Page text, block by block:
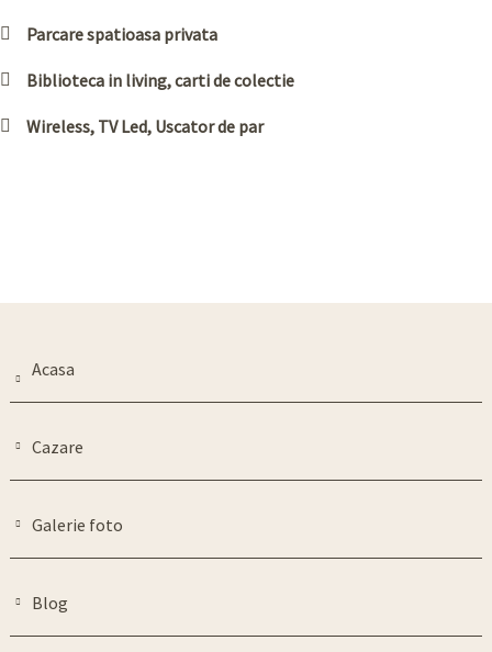
Parcare spatioasa privata
Biblioteca in living, carti de colectie
Wireless, TV Led, Uscator de par
Acasa
Cazare
Galerie foto
Blog